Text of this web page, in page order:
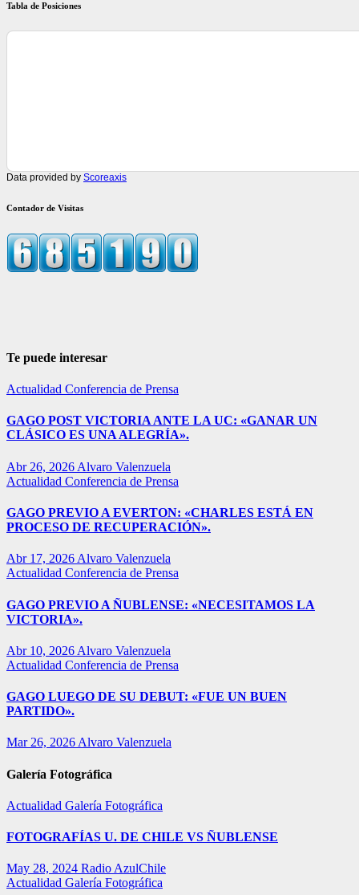
Tabla de Posiciones
Data provided by Scoreaxis
Contador de Visitas
Te puede interesar
Actualidad Conferencia de Prensa
GAGO POST VICTORIA ANTE LA UC: «GANAR UN
CLÁSICO ES UNA ALEGRÍA».
Abr 26, 2026 Alvaro Valenzuela
Actualidad Conferencia de Prensa
GAGO PREVIO A EVERTON: «CHARLES ESTÁ EN
PROCESO DE RECUPERACIÓN».
Abr 17, 2026 Alvaro Valenzuela
Actualidad Conferencia de Prensa
GAGO PREVIO A ÑUBLENSE: «NECESITAMOS LA
VICTORIA».
Abr 10, 2026 Alvaro Valenzuela
Actualidad Conferencia de Prensa
GAGO LUEGO DE SU DEBUT: «FUE UN BUEN
PARTIDO».
Mar 26, 2026 Alvaro Valenzuela
Galería Fotográfica
Actualidad Galería Fotográfica
FOTOGRAFÍAS U. DE CHILE VS ÑUBLENSE
May 28, 2024 Radio AzulChile
Actualidad Galería Fotográfica